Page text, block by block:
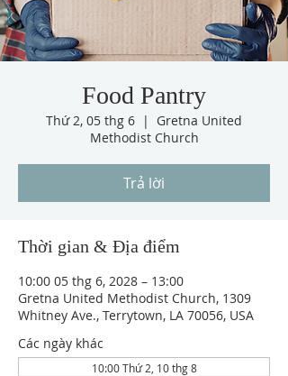
Food Pantry
Thứ 2, 05 thg 6
  |
Gretna United
Methodist Church
Trả lời
Thời gian & Địa điểm
10:00 05 thg 6, 2028 – 13:00
Gretna United Methodist Church, 1309
Whitney Ave., Terrytown, LA 70056, USA
Các ngày khác
10:00 Thứ 2, 10 thg 8